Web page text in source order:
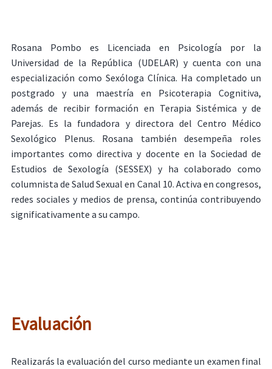
Rosana Pombo es Licenciada en Psicología por la
Universidad de la República (UDELAR) y cuenta con una
especialización como Sexóloga Clínica. Ha completado un
postgrado y una maestría en Psicoterapia Cognitiva,
además de recibir formación en Terapia Sistémica y de
Parejas. Es la fundadora y directora del Centro Médico
Sexológico Plenus. Rosana también desempeña roles
importantes como directiva y docente en la Sociedad de
Estudios de Sexología (SESSEX) y ha colaborado como
columnista de Salud Sexual en Canal 10. Activa en congresos,
redes sociales y medios de prensa, continúa contribuyendo
significativamente a su campo.
Evaluación
Realizarás la evaluación del curso mediante un examen final